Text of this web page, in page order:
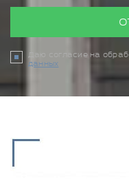
Даю согласие на
данных